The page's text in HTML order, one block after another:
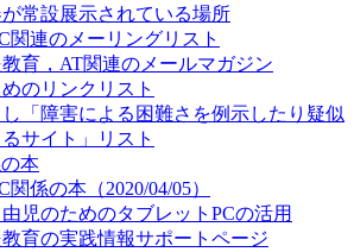
常設展示されている場所
関連のメーリングリスト
育，AT関連のメールマガジン
のリンクリスト
「障害による困難さを例示したり疑似
サイト」リスト
本
係の本（2020/04/05）
児のためのタブレットPCの活用
育の実践情報サポートページ